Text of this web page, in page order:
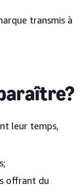
transmis à
leur temps,
offrant du